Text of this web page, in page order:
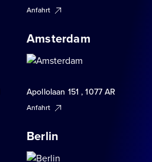
Anfahrt
Amsterdam
Apollolaan 151 , 1077 AR
Anfahrt
Berlin